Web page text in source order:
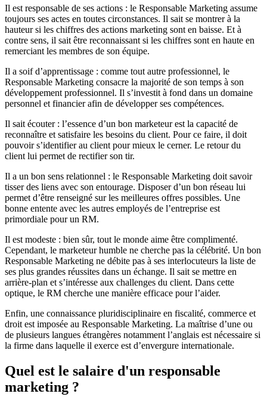
Il est responsable de ses actions : le Responsable Marketing assume
toujours ses actes en toutes circonstances. Il sait se montrer à la
hauteur si les chiffres des actions marketing sont en baisse. Et à
contre sens, il sait être reconnaissant si les chiffres sont en haute en
remerciant les membres de son équipe.
Il a soif d’apprentissage : comme tout autre professionnel, le
Responsable Marketing consacre la majorité de son temps à son
développement professionnel. Il s’investit à fond dans un domaine
personnel et financier afin de développer ses compétences.
Il sait écouter : l’essence d’un bon marketeur est la capacité de
reconnaître et satisfaire les besoins du client. Pour ce faire, il doit
pouvoir s’identifier au client pour mieux le cerner. Le retour du
client lui permet de rectifier son tir.
Il a un bon sens relationnel : le Responsable Marketing doit savoir
tisser des liens avec son entourage. Disposer d’un bon réseau lui
permet d’être renseigné sur les meilleures offres possibles. Une
bonne entente avec les autres employés de l’entreprise est
primordiale pour un RM.
Il est modeste : bien sûr, tout le monde aime être complimenté.
Cependant, le marketeur humble ne cherche pas la célébrité. Un bon
Responsable Marketing ne débite pas à ses interlocuteurs la liste de
ses plus grandes réussites dans un échange. Il sait se mettre en
arrière-plan et s’intéresse aux challenges du client. Dans cette
optique, le RM cherche une manière efficace pour l’aider.
Enfin, une connaissance pluridisciplinaire en fiscalité, commerce et
droit est imposée au Responsable Marketing. La maîtrise d’une ou
de plusieurs langues étrangères notamment l’anglais est nécessaire si
la firme dans laquelle il exerce est d’envergure internationale.
Quel est le salaire d'un responsable
marketing ?